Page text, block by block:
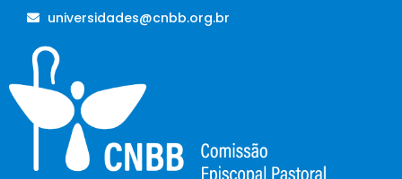
universidades@cnbb.org.br